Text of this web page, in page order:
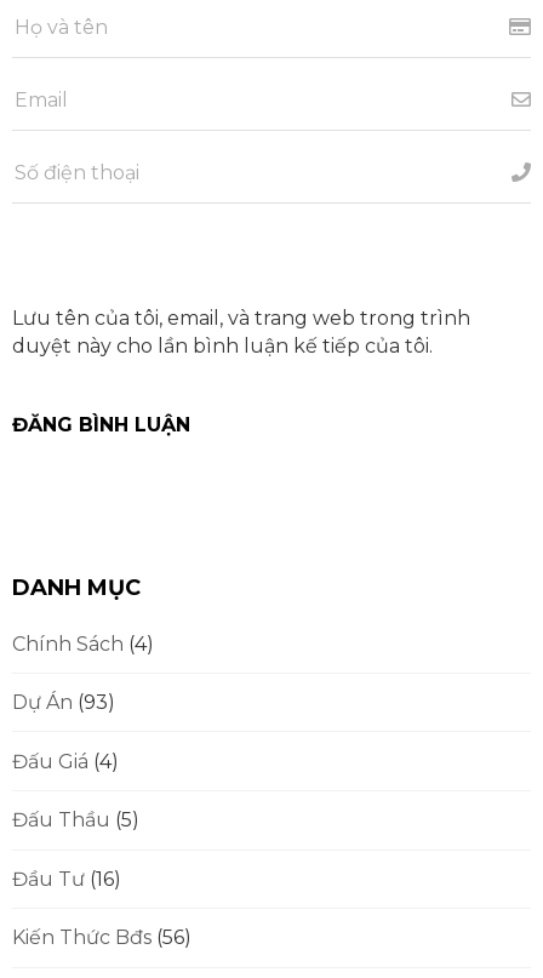
Lưu tên của tôi, email, và trang web trong trình
duyệt này cho lần bình luận kế tiếp của tôi.
DANH MỤC
Chính Sách (4)
Dự Án (93)
Đấu Giá (4)
Đấu Thầu (5)
Đầu Tư (16)
Kiến Thức Bđs (56)